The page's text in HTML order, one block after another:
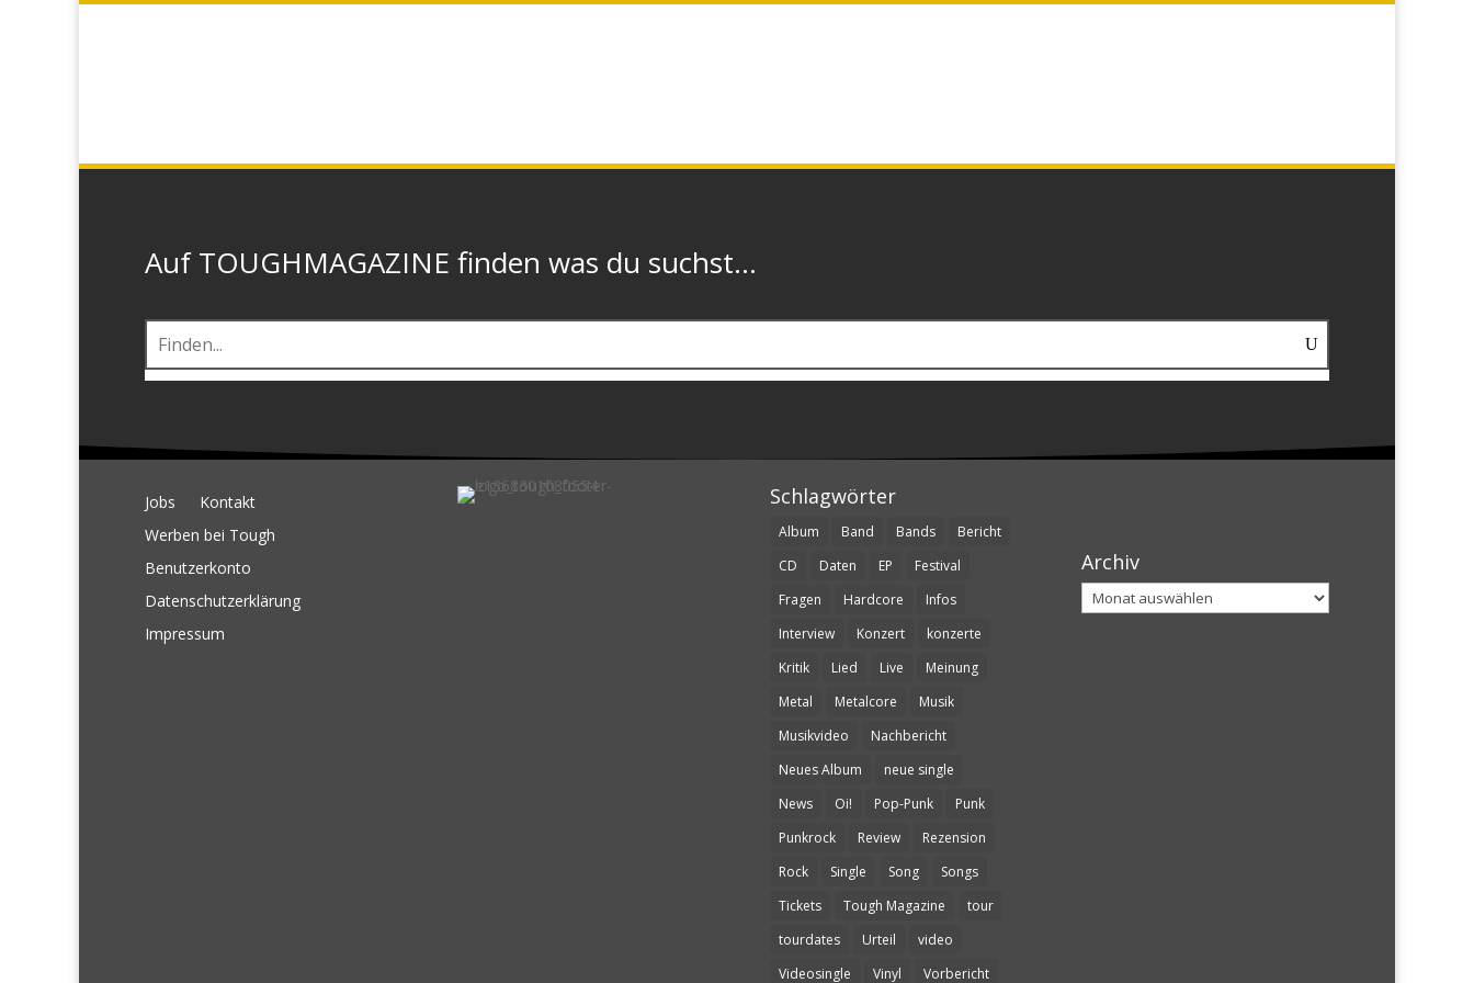
Auf TOUGHMAGAZINE finden was du suchst...
Jobs
Kontakt
Werben bei Tough
Benutzerkonto
Datenschutzerklärung
Impressum
Schlagwörter
Album Band Bands
Bericht
CD
Daten EP
Festival
Fragen
Hardcore
Infos
Interview
Konzert
konzerte
Kritik
Lied Live
Meinung
Metal
Metalcore
Musik
Musikvideo
Nachbericht
Neues Album
neue single
News
Oi! Pop-Punk
Punk
Punkrock
Review
Rezension
Rock
Single Song
Songs
Tickets
Tough Magazine
tour
tourdates
Urteil
video
Videosingle
Vinyl Vorbericht
Archiv
Archiv